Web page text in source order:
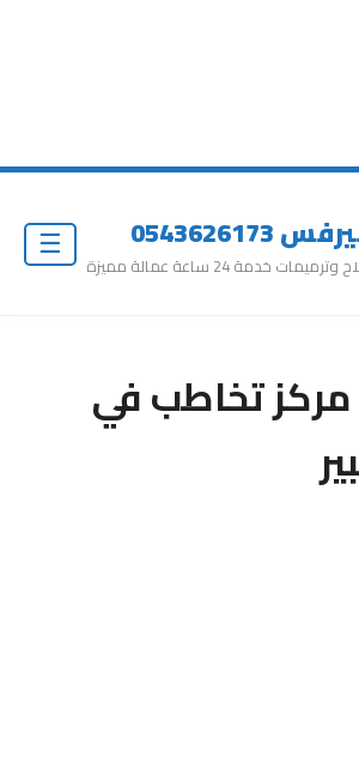
24 ساعة عمالة مميزة
تخاطب في